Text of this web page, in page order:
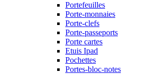
Portefeuilles
Porte-monnaies
Porte-clefs
Porte-passeports
Porte cartes
Etuis Ipad
Pochettes
Portes-bloc-notes